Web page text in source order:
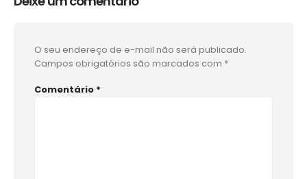
O seu endereço de e-mail não será publicado.
Campos obrigatórios são marcados com *
Comentário *